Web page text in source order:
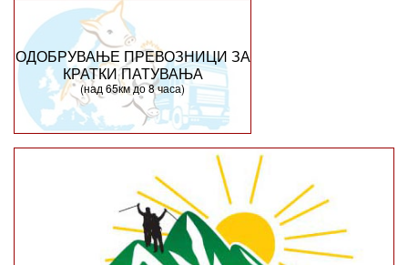
ОДОБРУВАЊЕ ПРЕВОЗНИЦИ ЗА
КРАТКИ ПАТУВАЊА
(над 65км до 8 часа)